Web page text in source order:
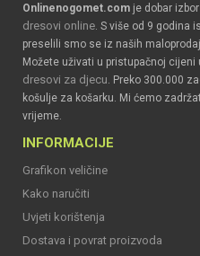
Onlinenogomet.com je dobar
dresovi online. S više od 9 godina
preselili smo se iz naših
Možete uživati u pristupačnoj
dresovi za djecu. Preko 300.000
košulje za košarku. Mi ćemo
vrijeme.
INFORMACIJE
Grafikon veličine
Kako naručiti
Uvjeti korištenja
Dostava i povrat proizvoda